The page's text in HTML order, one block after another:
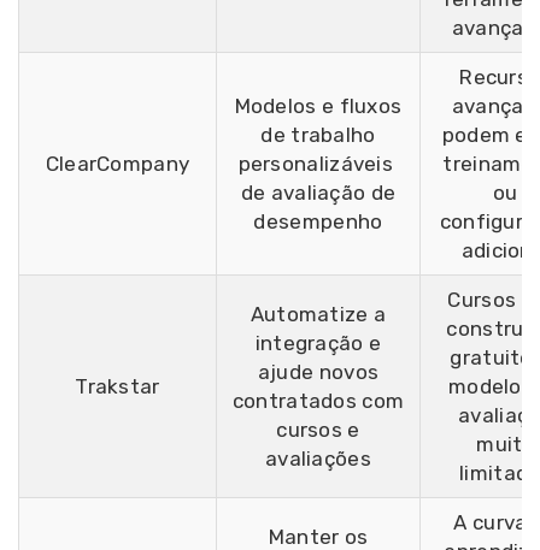
ClearCompany
Modelos e fluxos
de trabalho
personalizáveis ​​
de avaliação de
desempenho
podem
ou
Trakstar
Automatize a
integração e
ajude novos
contratados com
cursos e
avaliações
Cursos
modelos
muito
Manter os
A curva